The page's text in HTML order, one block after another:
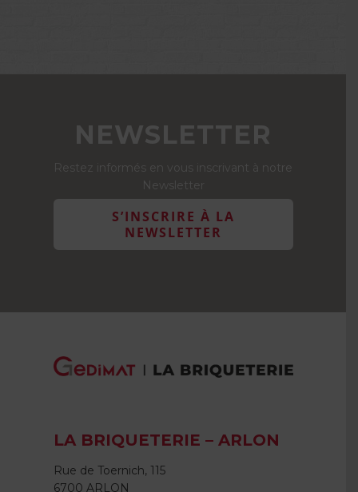
NEWSLETTER
Restez informés en vous inscrivant à notre
Newsletter
S’INSCRIRE À LA
NEWSLETTER
LA BRIQUETERIE – ARLON
Rue de Toernich, 115
6700 ARLON